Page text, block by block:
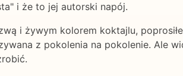
i że to jej autorski napój.
i żywym kolorem koktajlu,
z pokolenia na pokolenie. Ale